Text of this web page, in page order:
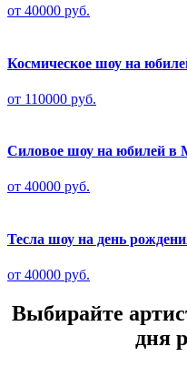
от 40000 руб.
Космическое шоу на
от 110000 руб.
Силовое шоу на юбилей в
от 40000 руб.
Тесла шоу на день
от 40000 руб.
Выбирайте
дня